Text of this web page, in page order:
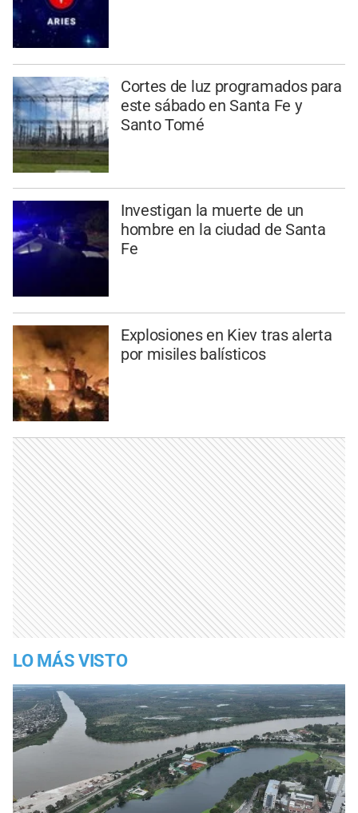
Cortes de luz programados para
este sábado en Santa Fe y
Santo Tomé
Investigan la muerte de un
hombre en la ciudad de Santa
Fe
Explosiones en Kiev tras alerta
por misiles balísticos
LO MÁS VISTO